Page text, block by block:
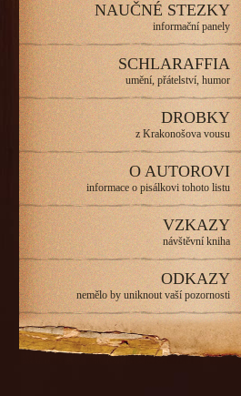
NAUČNÉ STEZKY
informační panely
SCHLARAFFIA
umění, přátelství, humor
DROBKY
z Krakonošova vousu
O AUTOROVI
informace o pisálkovi tohoto listu
VZKAZY
návštěvní kniha
ODKAZY
nemělo by uniknout vaší pozornosti